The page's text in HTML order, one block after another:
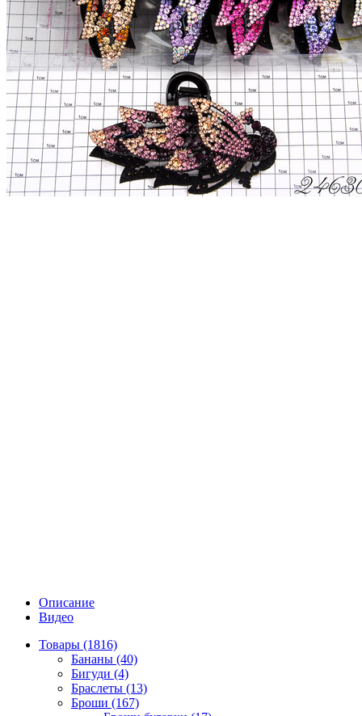
Описание
Видео
Товары (1816)
Бананы (40)
Бигуди (4)
Браслеты (13)
Броши (167)